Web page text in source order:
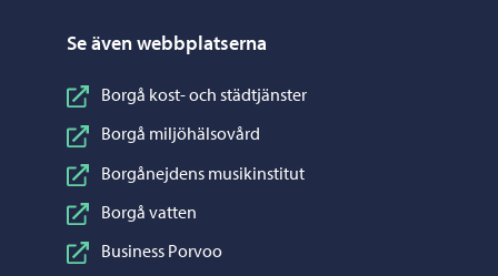
Se även webbplatserna
Borgå kost- och städtjänster
Borgå miljöhälsovård
Borgånejdens musikinstitut
Borgå vatten
Business Porvoo